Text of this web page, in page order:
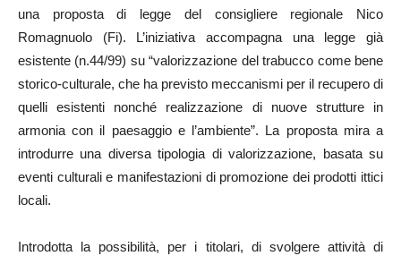
una proposta di legge del consigliere regionale Nico
Romagnuolo (Fi). L’iniziativa accompagna una legge già
esistente (n.44/99) su “valorizzazione del trabucco come bene
storico-culturale, che ha previsto meccanismi per il recupero di
quelli esistenti nonché realizzazione di nuove strutture in
armonia con il paesaggio e l’ambiente”. La proposta mira a
introdurre una diversa tipologia di valorizzazione, basata su
eventi culturali e manifestazioni di promozione dei prodotti ittici
locali.
Introdotta la possibilità, per i titolari, di svolgere attività di